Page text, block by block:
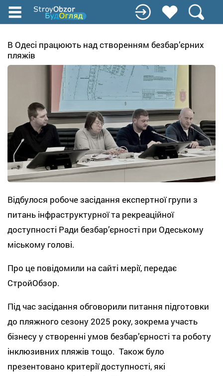
Перейти
содержанию
В Одесі працюють над створенням безбар’єрних
пляжів
Відбулося робоче засідання експертної групи з
питань інфраструктурної та рекреаційної
доступності Ради безбар’єрності при Одеському
міському голові.
Про це повідомили на сайті мерії, передає
СтройОбзор.
Під час засідання обговорили питання підготовки
до пляжного сезону 2025 року, зокрема участь
бізнесу у створенні умов безбар’єрності та роботу
інклюзивних пляжів тощо. Також було
презентовано критерії доступності, які